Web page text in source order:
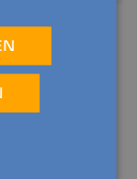
op